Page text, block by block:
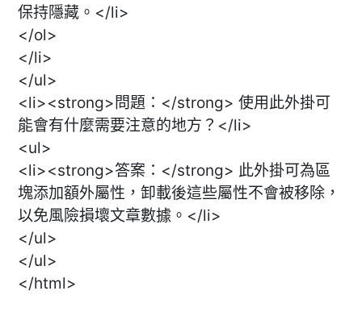
保持隱藏。</li>
</ol>
</li>
</ul>
<li><strong>問題：</strong> 使用此外掛可
能會有什麼需要注意的地方？</li>
<ul>
<li><strong>答案：</strong> 此外掛可為區
塊添加額外屬性，卸載後這些屬性不會被移除，
以免風險損壞文章數據。</li>
</ul>
</ul>
</html>